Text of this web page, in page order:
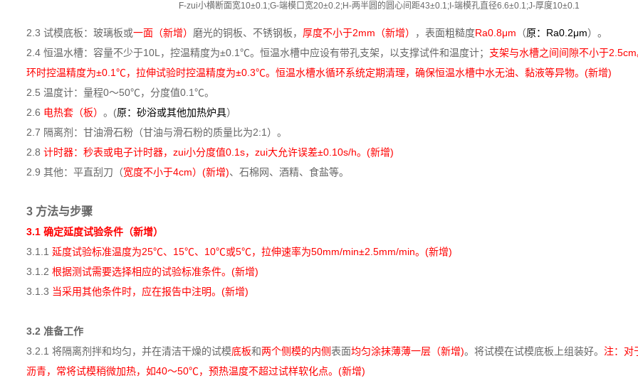
F-zui小横断面宽10±0.1;G-端模口宽20±0.2;H-两半圆的圆心间距43±0.1;I-端模孔直径6.6±0.1;J-厚度10±0.1
2.3 试模底板：玻璃板或一面（新增） 磨光的铜板、不锈钢板， 厚度不小于2mm（新增） ，表面粗糙度Ra0.8μm （原：Ra0.2μm）。
2.4 恒温水槽：容量不少于10L，控温精度为±0.1℃。恒温水槽中应设有带孔支架，以支撑试件和温度计； 支架与水槽之间间隙不小于
环时控温精度为±0.1℃，拉伸试验时控温精度为±0.3℃。恒温水槽水循环系统定期清理，确保恒温水槽中水无油、黏液等异物。(新增)
2.5 温度计：量程0～50℃，分度值0.1℃。
2.6 电热套（板） 。(原：砂浴或其他加热炉具）
2.7 隔离剂：甘油滑石粉（甘油与滑石粉的质量比为2:1）。
2.8 计时器：秒表或电子计时器，zui小分度值0.1s，zui大允许误差±0.10s/h。(新增)
2.9 其他：平直刮刀（宽度不小于4cm）(新增)、石棉网、酒精、食盐等。
3 方法与步骤
3.1 确定延度试验条件（新增）
3.1.1 延度试验标准温度为25℃、15℃、10℃或5℃，拉伸速率为50mm/min±2.5mm/min。(新增)
3.1.2 根据测试需要选择相应的试验标准条件。(新增)
3.1.3 当采用其他条件时，应在报告中注明。(新增)
3.2 准备工作
3.2.1 将隔离剂拌和均匀，并在清洁干燥的试模底板和两个侧模的内侧 表面均匀涂抹薄薄一层（新增)。将试模在试模底板上组装好。 注：对
沥青，常将试模稍微加热，如40～50℃，预热温度不超过试样软化点。(新增)